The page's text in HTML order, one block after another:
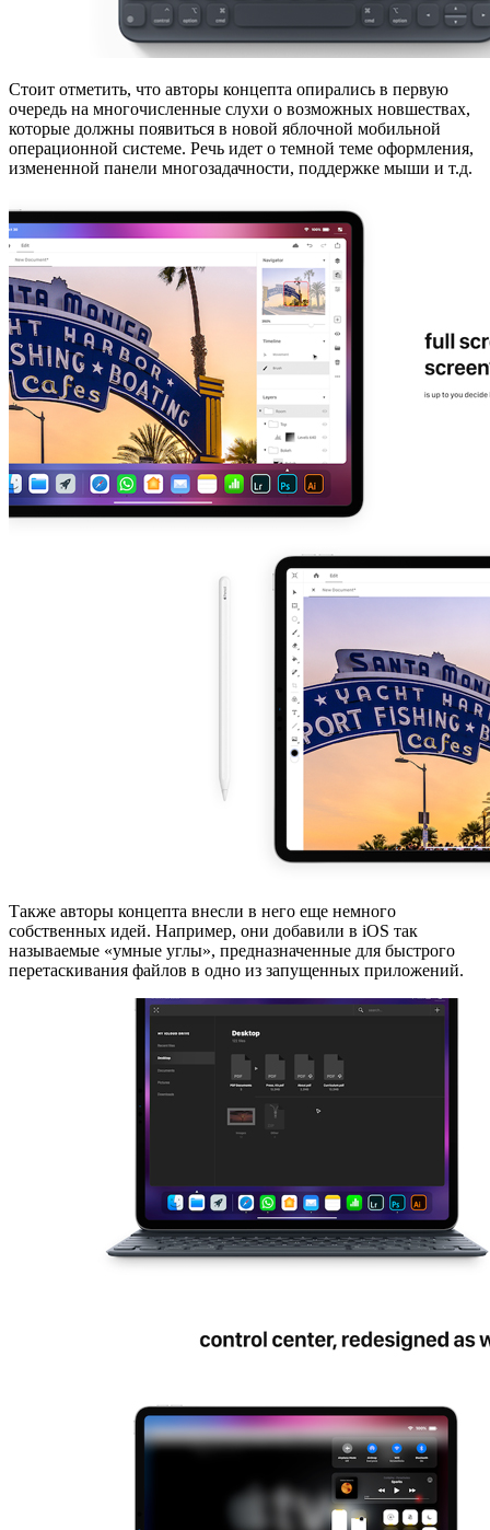
Стоит отметить, что авторы концепта опирались в первую
очередь на многочисленные слухи о возможных новшествах,
которые должны появиться в новой яблочной мобильной
операционной системе. Речь идет о темной теме оформления,
измененной панели многозадачности, поддержке мыши и т.д.
Также авторы концепта внесли в него еще немного
собственных идей. Например, они добавили в iOS так
называемые «умные углы», предназначенные для быстрого
перетаскивания файлов в одно из запущенных приложений.